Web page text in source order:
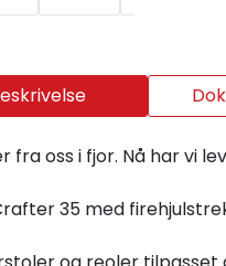
oss i fjor. Nå har vi
35 med